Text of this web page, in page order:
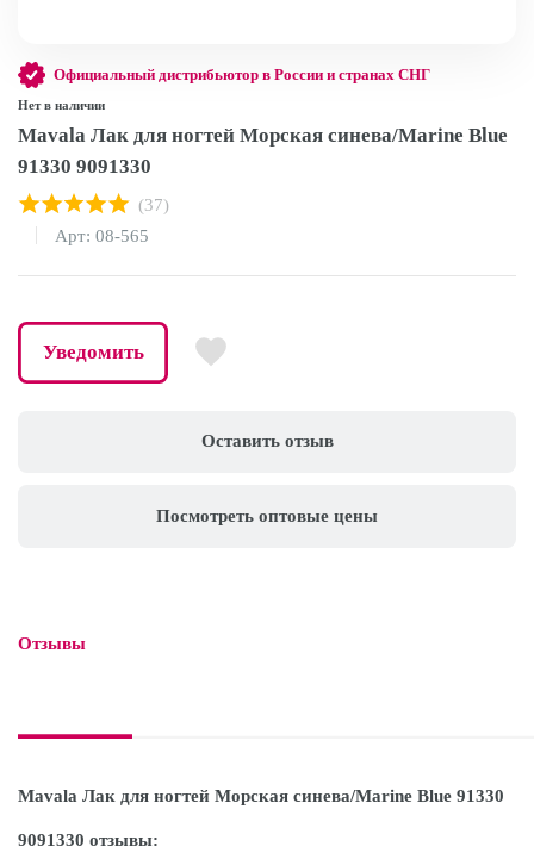
Оставить отзыв
Посмотреть оптовые цены
Официальный дистрибьютор в России и странах СНГ
Нет в наличии
Mavala Лак для ногтей Морская синева/Marine Blue
91330 9091330
(37)
Арт: 08-565
Уведомить
Отзывы
Mavala Лак для ногтей Морская синева/Marine Blue 91330
9091330 отзывы: